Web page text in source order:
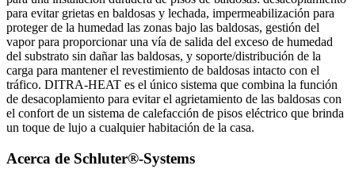
para evitar grietas en baldosas y lechada, impermeabilización para
proteger de la humedad las zonas bajo las baldosas, gestión del
vapor para proporcionar una vía de salida del exceso de humedad
del substrato sin dañar las baldosas, y soporte/distribución de la
carga para mantener el revestimiento de baldosas intacto con el
tráfico. DITRA-HEAT es el único sistema que combina la función
de desacoplamiento para evitar el agrietamiento de las baldosas con
el confort de un sistema de calefacción de pisos eléctrico que brinda
un toque de lujo a cualquier habitación de la casa.
Acerca de Schluter®-Systems